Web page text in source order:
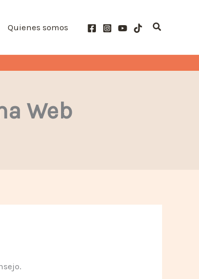
Quienes somos Buscar
Web